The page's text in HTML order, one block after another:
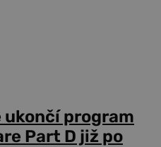
program
Part D již po